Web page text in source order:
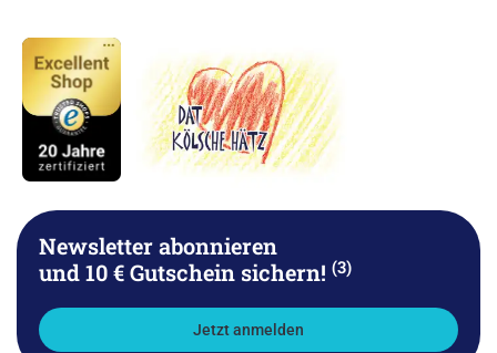
Newsletter abonnieren
und 10 € Gutschein sichern! (3)
Jetzt anmelden